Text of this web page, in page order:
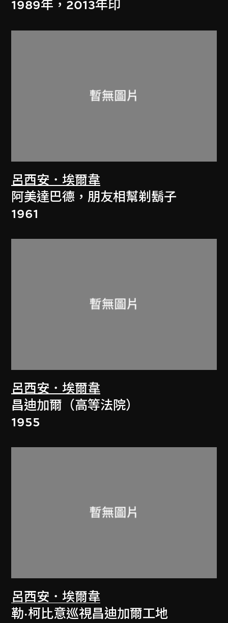
1989年，2013年印
呂西安．埃爾韋
阿美達巴德，朋友相幫剃鬍子
1961
呂西安．埃爾韋
昌迪加爾（高等法院）
1955
呂西安．埃爾韋
勒·柯比意巡視昌迪加爾工地